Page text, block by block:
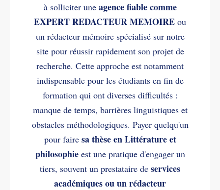
à solliciter uneagence fiable comme
EXPERT REDACTEUR MEMOIRE ou
un rédacteur mémoire spécialisé sur notre
site pour réussir rapidement son projet de
recherche. Cette approche est notamment
indispensable pour les étudiants en fin de
formation qui ont diverses difficultés :
manque de temps, barrières linguistiques et
obstacles méthodologiques. Payer quelqu'un
pour fairesa thèse en Littérature et
philosophieest une pratique d'engager un
tiers, souvent un prestataire de services
académiques ou un rédacteur